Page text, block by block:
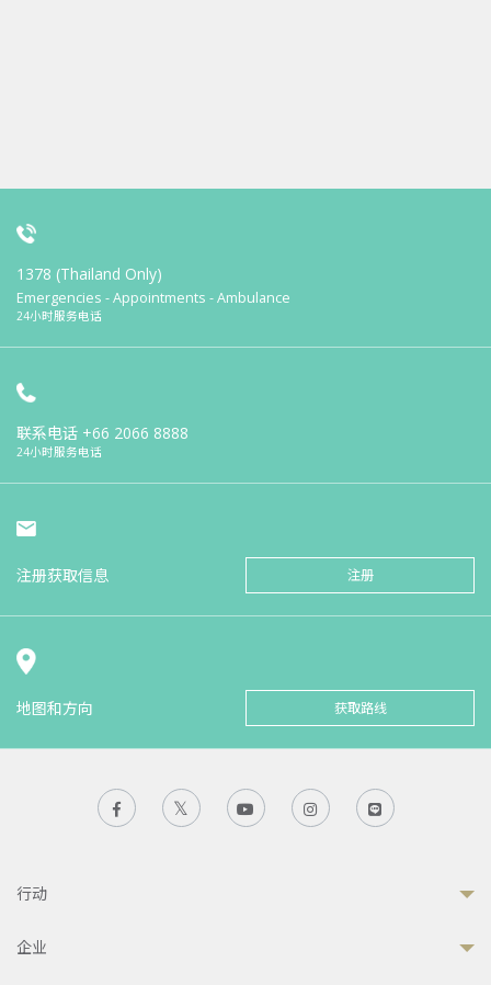
1378 (Thailand Only)
Emergencies - Appointments - Ambulance
24小时服务电话
联系电话 +66 2066 8888
24小时服务电话
注册获取信息 注册
地图和方向 获取路线
行动
企业